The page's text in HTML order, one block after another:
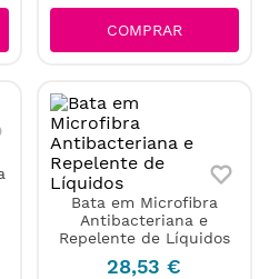
COMPRAR
Bata em Microfibra
Antibacteriana e
Repelente de Líquidos
28,53 €